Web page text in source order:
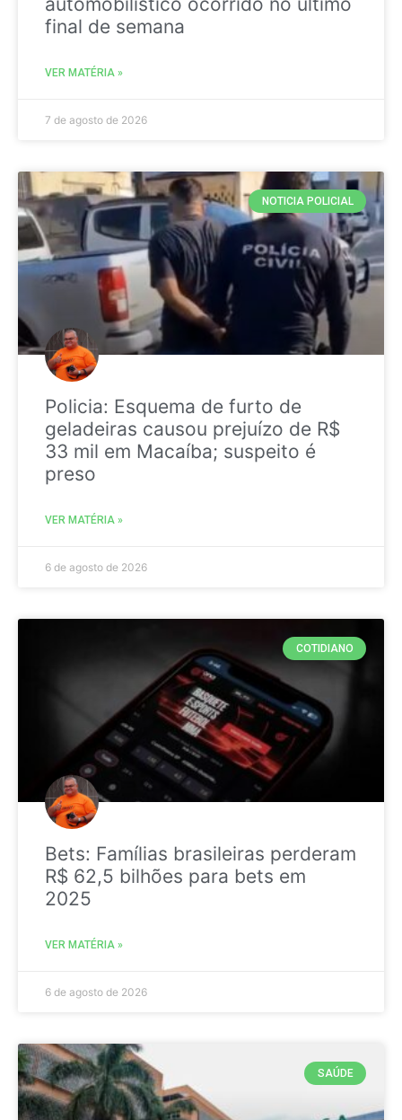
final de semana
VER MATÉRIA »
7 de agosto de 2026
NOTICIA POLICIAL
Policia: Esquema de furto de
geladeiras causou prejuízo de R$
33 mil em Macaíba; suspeito é
preso
VER MATÉRIA »
6 de agosto de 2026
COTIDIANO
Bets: Famílias brasileiras perderam
R$ 62,5 bilhões para bets em
2025
VER MATÉRIA »
6 de agosto de 2026
SAÚDE